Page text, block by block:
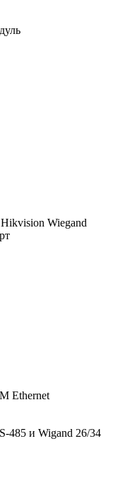
Wiegand
Ethernet
485 и Wigand 26/34